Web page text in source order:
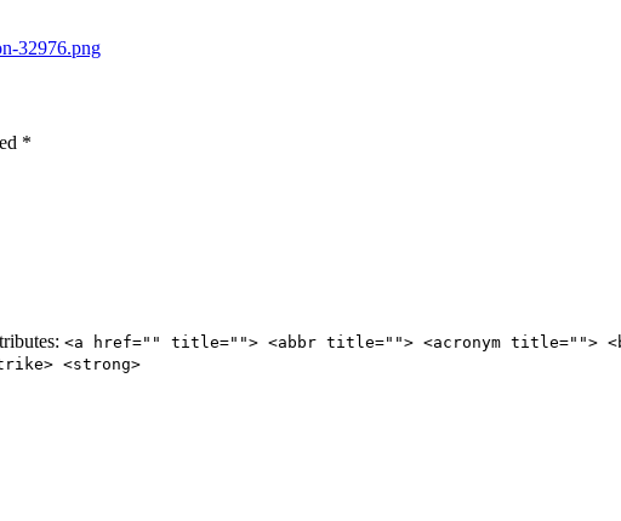
32976.png
*
<a href="" title=""> <abbr title=""> <acronym title="">
<strong>